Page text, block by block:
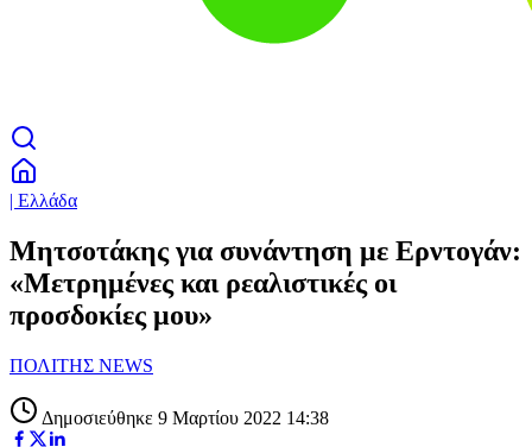
| Ελλάδα
Μητσοτάκης για συνάντηση με Ερντογάν:
«Μετρημένες και ρεαλιστικές οι
προσδοκίες μου»
ΠΟΛΙΤΗΣ NEWS
Δημοσιεύθηκε 9 Μαρτίου 2022 14:38